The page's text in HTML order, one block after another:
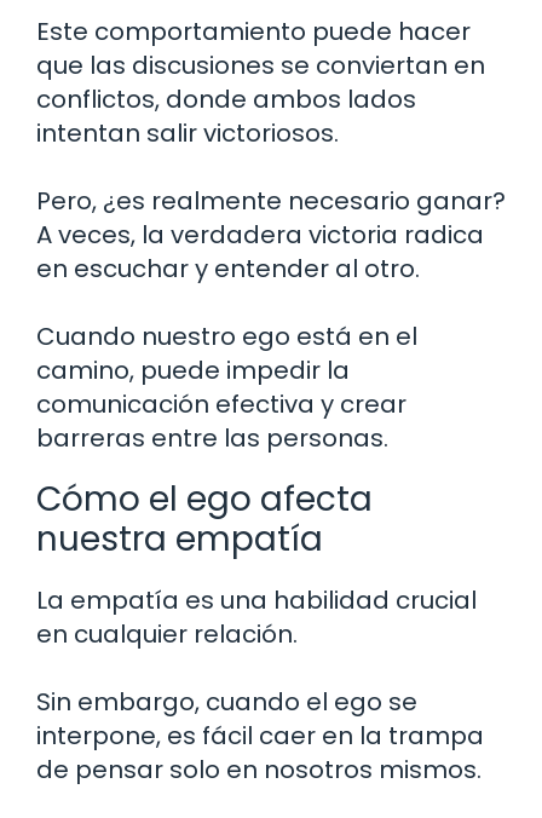
Este comportamiento puede hacer
que las discusiones se conviertan en
conflictos, donde ambos lados
intentan salir victoriosos.
Pero, ¿es realmente necesario ganar?
A veces, la verdadera victoria radica
en escuchar y entender al otro.
Cuando nuestro ego está en el
camino, puede impedir la
comunicación efectiva y crear
barreras entre las personas.
Cómo el ego afecta
nuestra empatía
La empatía es una habilidad crucial
en cualquier relación.
Sin embargo, cuando el ego se
interpone, es fácil caer en la trampa
de pensar solo en nosotros mismos.